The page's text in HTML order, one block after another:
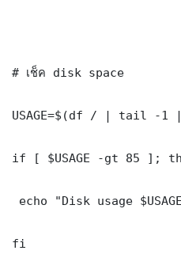
# เช็ค disk space
USAGE=$(df / | tail
if [ $USAGE -gt 85 ];
echo "Disk usage
fi